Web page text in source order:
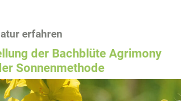
erfahren
der Bachblüte Agrimony
Sonnenmethode